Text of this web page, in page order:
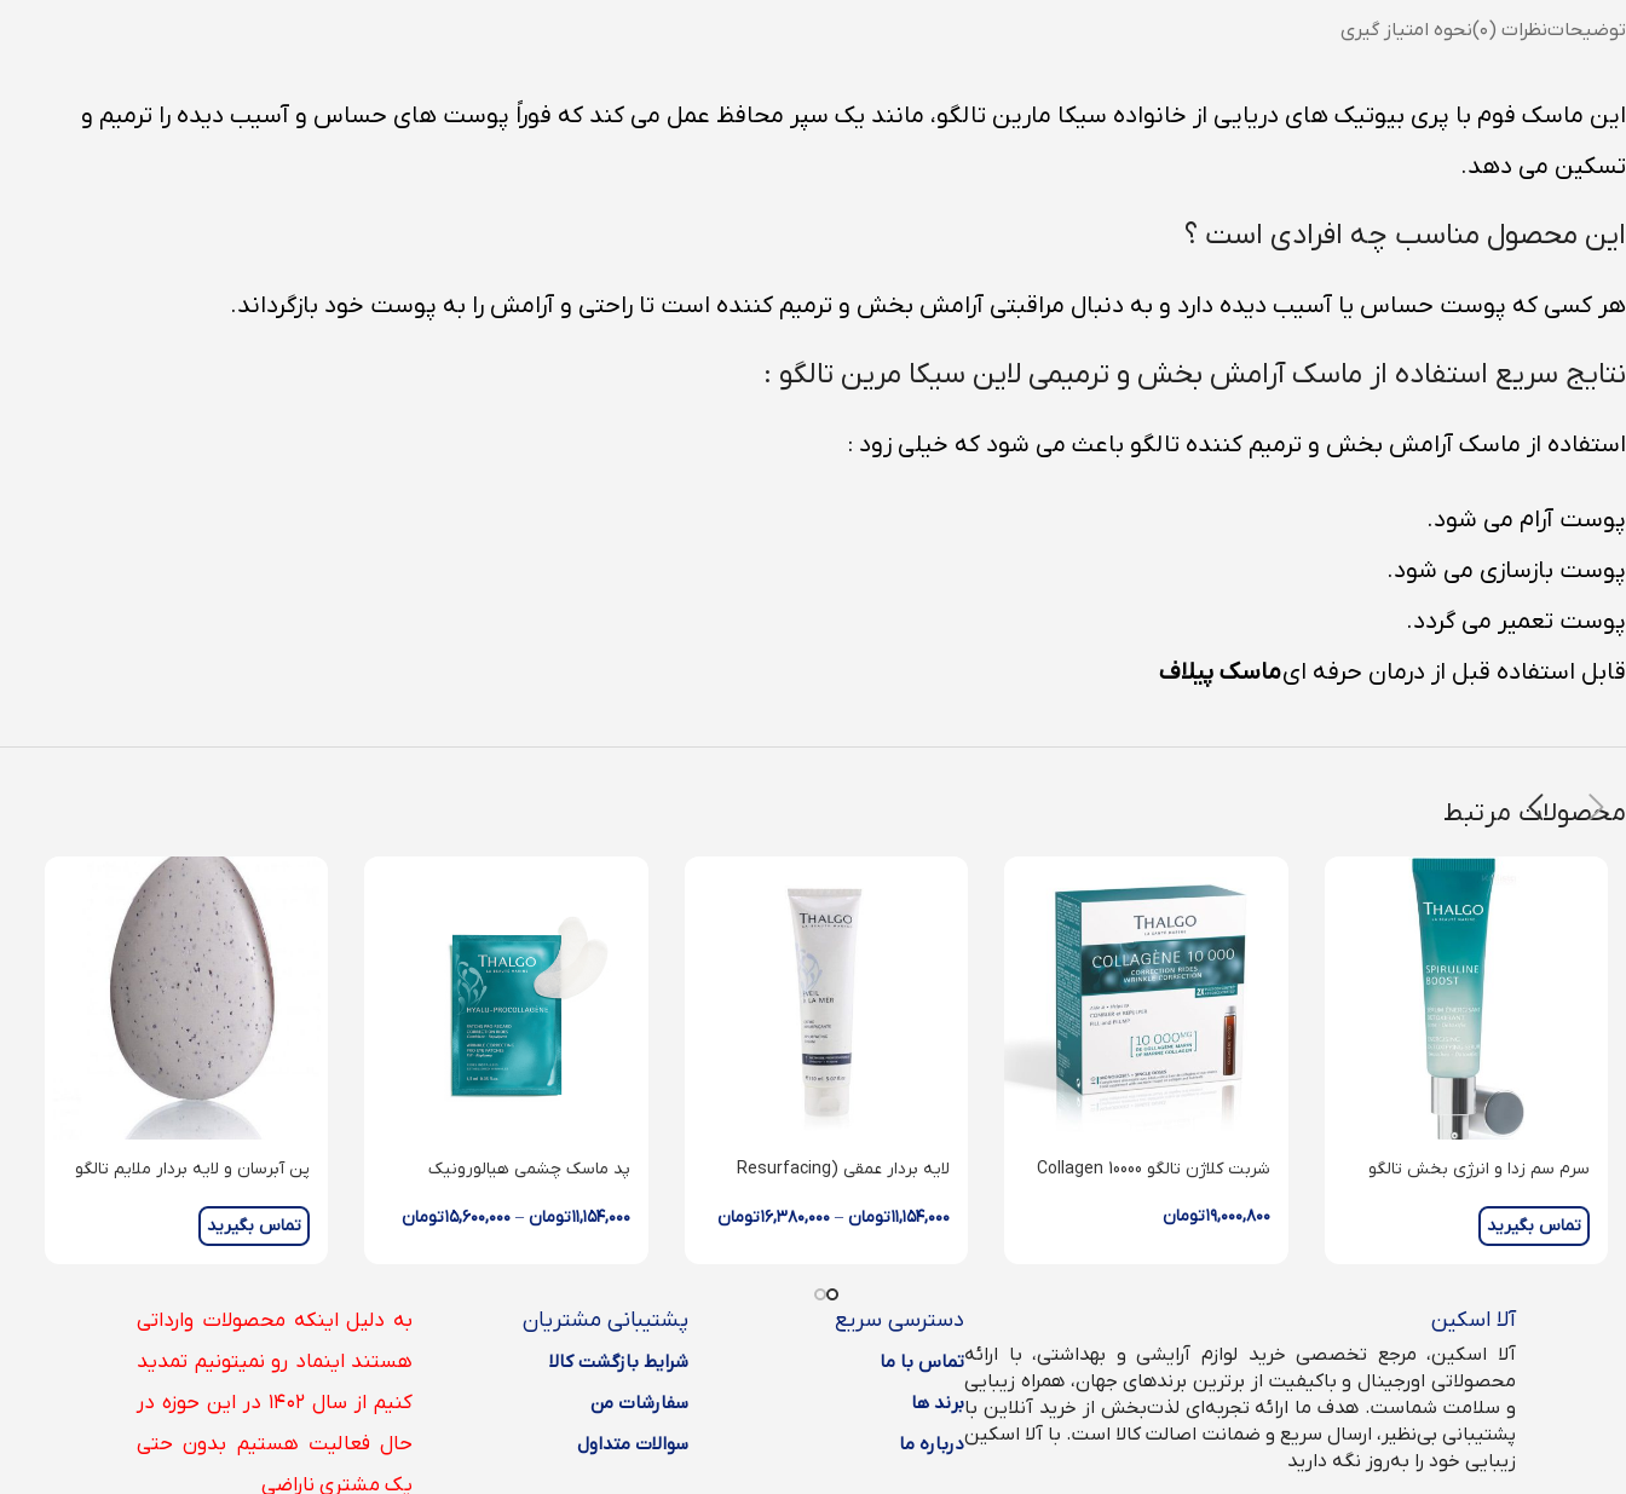
توضیحاتنظرات (۰) نحوه امتیاز گیری
این ماسک فوم با پری بیوتیک های دریایی از خانواده سیکا مارین تالگو، مانند یک سپر محافظ عمل می کند که فوراً پوست های حساس و آسیب دیده را ترمیم و
تسکین می دهد.
این محصول مناسب چه افرادی است ؟
هر کسی که پوست حساس یا آسیب‌ دیده دارد و به دنبال مراقبتی آرامش‌ بخش و ترمیم‌ کننده است تا راحتی و آرامش را به پوست خود بازگرداند.
نتایج سریع استفاده از ماسک آرامش بخش و ترمیمی لاین سیکا مرین تالگو :
استفاده از ماسک آرامش بخش و ترمیم کننده تالگو باعث می شود که خیلی زود :
پوست آرام می شود.
پوست بازسازی می شود.
پوست تعمیر می گردد.
قابل استفاده قبل از درمان حرفه ایماسک پیلاف
محصولات مرتبط
سرم سم زدا و انرژی بخش تالگو
تماس بگیرید
شربت کلاژن تالگو Collagen 10000
۱۹,۰۰۰,۸۰۰تومان
لایه بردار عمقی (Resurfacing
۱۱,۱۵۴,۰۰۰تومان– ۱۶,۳۸۰,۰۰۰تومان
پد ماسک چشمی هیالورونیک
Patches
۱۱,۱۵۴,۰۰۰تومان –۱۵,۶۰۰,۰۰۰تومان
پن آبرسان و لایه بردار ملایم تالگو
تماس بگیرید
آلا اسکین
آلا اسکین، مرجع تخصصی خرید لوازم آرایشی و بهداشتی، با ارائه
محصولاتی اورجینال و باکیفیت از برترین برندهای جهان، همراه زیبایی
و سلامت شماست. هدف ما ارائه تجربه‌ای لذت‌بخش از خرید آنلاین با
پشتیبانی بی‌نظیر، ارسال سریع و ضمانت اصالت کالا است. با آلا اسکین
زیبایی خود را به‌روز نگه دارید
دسترسی سریع
تماس با ما
برند ها
درباره ما
پشتیبانی مشتریان
شرایط بازگشت کالا
سفارشات من
سوالات متداول
به دلیل اینکه محصولات وارداتی
هستند اینماد رو نمیتونیم تمدید
کنیم از سال ۱۴۰۲ در این حوزه در
حال فعالیت هستیم بدون حتی
یک مشتری ناراضی